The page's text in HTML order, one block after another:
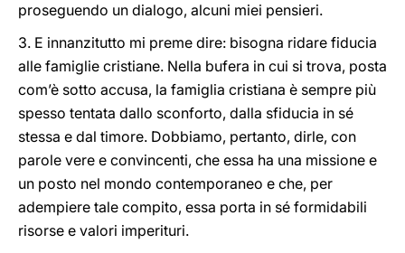
proseguendo un dialogo, alcuni miei pensieri.
3. E innanzitutto mi preme dire: bisogna ridare fiducia
alle famiglie cristiane. Nella bufera in cui si trova, posta
com’è sotto accusa, la famiglia cristiana è sempre più
spesso tentata dallo sconforto, dalla sfiducia in sé
stessa e dal timore. Dobbiamo, pertanto, dirle, con
parole vere e convincenti, che essa ha una missione e
un posto nel mondo contemporaneo e che, per
adempiere tale compito, essa porta in sé formidabili
risorse e valori imperituri.